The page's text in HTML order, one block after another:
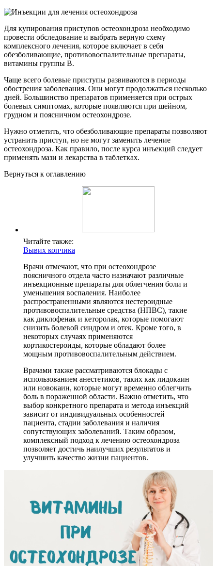
Для купирования приступов остеохондроза необходимо
провести обследование и выбрать верную схему
комплексного лечения, которое включает в себя
обезболивающие, противовоспалительные препараты,
витамины группы В.
Чаще всего болевые приступы развиваются в периоды
обострения заболевания. Они могут продолжаться несколько
дней. Большинство препаратов применяется при острых
болевых симптомах, которые появляются при шейном,
грудном и поясничном остеохондрозе.
Нужно отметить, что обезболивающие препараты позволяют
устранить приступ, но не могут заменить лечение
остеохондроза. Как правило, после курса инъекций следует
применять мази и лекарства в таблетках.
Вернуться к оглавлению
Читайте также:
Вывих копчика
Врачи отмечают, что при остеохондрозе
поясничного отдела часто назначают различные
инъекционные препараты для облегчения боли и
уменьшения воспаления. Наиболее
распространенными являются нестероидные
противовоспалительные средства (НПВС), такие
как диклофенак и кеторолак, которые помогают
снизить болевой синдром и отек. Кроме того, в
некоторых случаях применяются
кортикостероиды, которые обладают более
мощным противовоспалительным действием.
Врачами также рассматриваются блокады с
использованием анестетиков, таких как лидокаин
или новокаин, которые могут временно облегчить
боль в пораженной области. Важно отметить, что
выбор конкретного препарата и метода инъекций
зависит от индивидуальных особенностей
пациента, стадии заболевания и наличия
сопутствующих заболеваний. Таким образом,
комплексный подход к лечению остеохондроза
позволяет достичь наилучших результатов и
улучшить качество жизни пациентов.